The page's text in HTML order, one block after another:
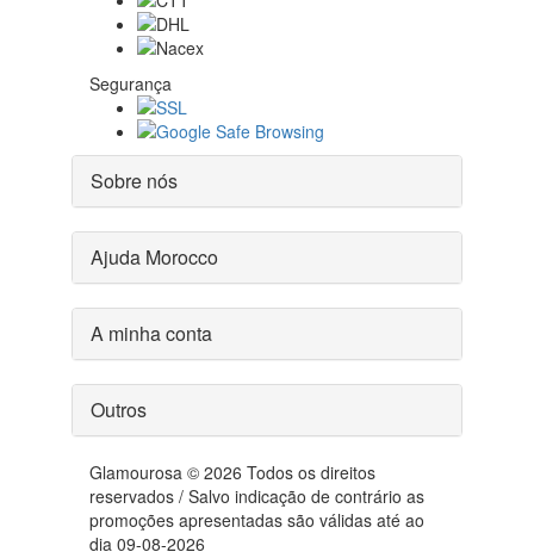
Segurança
Sobre nós
Ajuda Morocco
A minha conta
Outros
Glamourosa © 2026 Todos os direitos
reservados / Salvo indicação de contrário as
promoções apresentadas são válidas até ao
dia 09-08-2026